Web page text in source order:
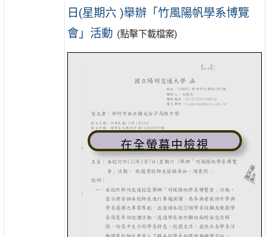
日(星期六 )舉辦「竹風陽帆學系博覽
會」活動 (點擊下載檔案)
在全螢幕中檢視